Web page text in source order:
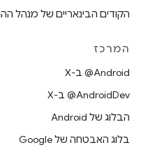
הקודים הבינאריים של מנהל
המרכז
‫‎@Android ב-X
‫‎@AndroidDev ב-X
הבלוג של Android
בלוג האבטחה של Google